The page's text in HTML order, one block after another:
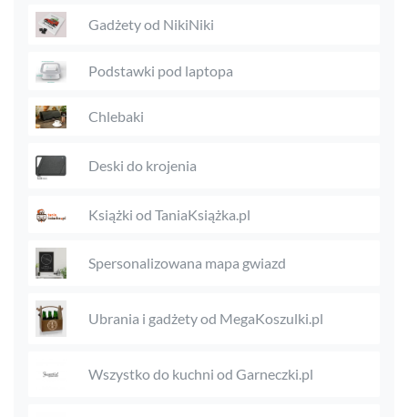
Gadżety od NikiNiki
Podstawki pod laptopa
Chlebaki
Deski do krojenia
Książki od TaniaKsiążka.pl
Spersonalizowana mapa gwiazd
Ubrania i gadżety od MegaKoszulki.pl
Wszystko do kuchni od Garneczki.pl